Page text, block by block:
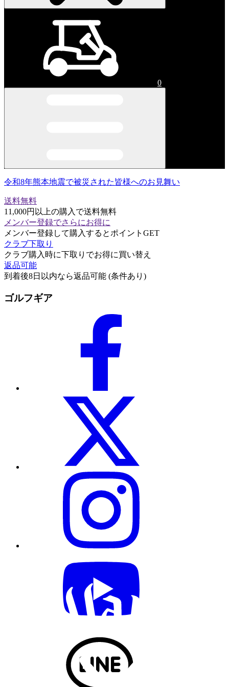
0
令和8年熊本地震で被災された皆様へのお見舞い
送料無料
11,000円以上の購入で送料無料
メンバー登録でさらにお得に
メンバー登録して購入するとポイントGET
クラブ下取り
クラブ購入時に下取りでお得に買い替え
返品可能
到着後8日以内なら返品可能 (条件あり)
ゴルフギア